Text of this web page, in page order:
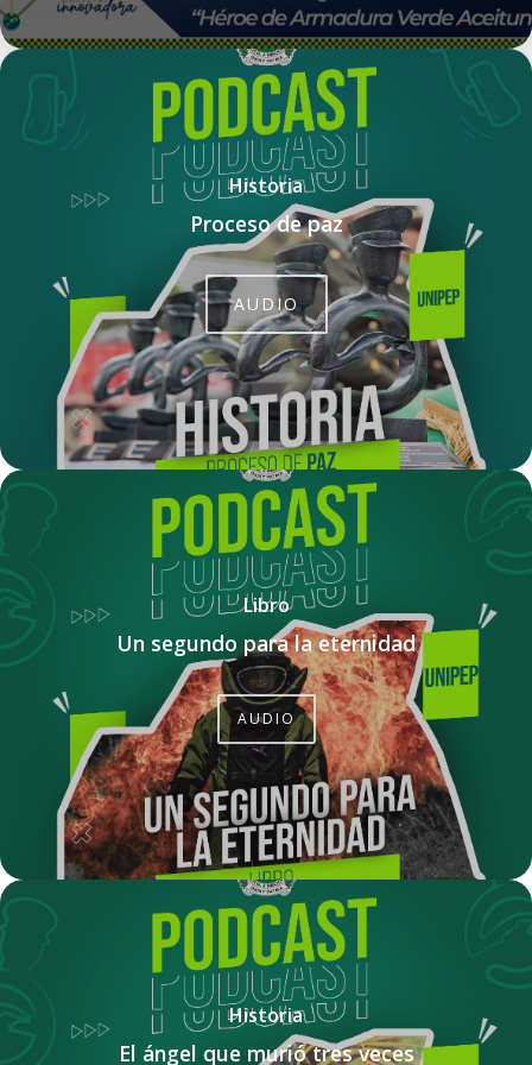
Historia
Proceso de paz
AUDIO
Libro
Un segundo para la eternidad
AUDIO
Historia
El ángel que murió tres veces